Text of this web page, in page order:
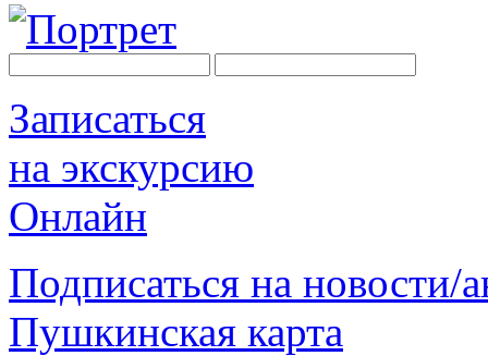
Записаться
на экскурсию
Онлайн
Подписаться на новости/
Пушкинская карта